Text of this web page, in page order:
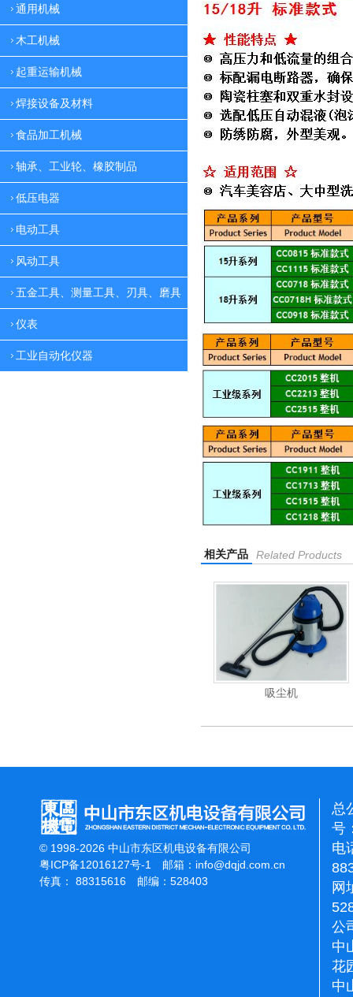
通用机械
木工机械
起重运输机械
焊接设备及材料
食品加工机械
轴承、工业轮、橡胶制品
低压电器
电动工具
风动工具
五金工具、测量工具、刃具、磨具
仪表
工业自动化仪器
相关产品 Related Products
吸尘机
© 1998-2026 中山市东区机电设备有限公司
粤ICP备12016127号-1
邮箱： info@dqjd.com.cn
传真： 88315616 邮编：528403
总
号
电
网
公
中
花
中